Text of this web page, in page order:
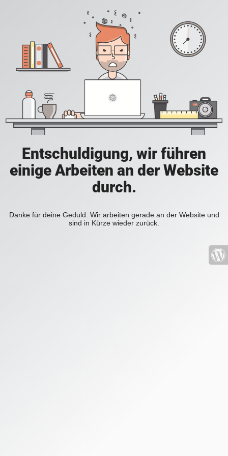
Entschuldigung, wir führen
einige Arbeiten an der Website
durch.
Danke für deine Geduld. Wir arbeiten gerade an der Website und
sind in Kürze wieder zurück.